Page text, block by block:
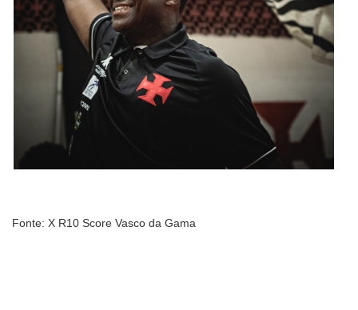
Fonte: X R10 Score Vasco da Gama